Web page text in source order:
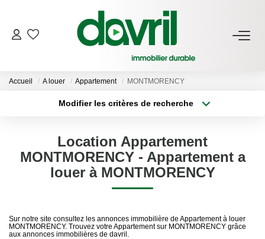
NOS BIENS
Gérés À Vendre
GESTION LOCATIVE
ESTIMATION LOCATIVE
NOTRE AGENCE
Accueil A louer Appartement MONTMORENCY
Modifier les critères de recherche
Sélectionnez...
Surface min
Location Appartement
MONTMORENCY - Appartement a
louer à MONTMORENCY
Sur notre site consultez les annonces immobilière de Appartement à louer
MONTMORENCY. Trouvez votre Appartement sur MONTMORENCY grâce
aux annonces immobilières de davril.